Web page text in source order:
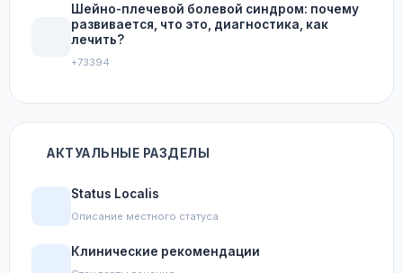
Шейно-плечевой болевой синдром: почему
развивается, что это, диагностика, как
лечить?
+73394
АКТУАЛЬНЫЕ РАЗДЕЛЫ
Status Localis
Описание местного статуса
Клинические рекомендации